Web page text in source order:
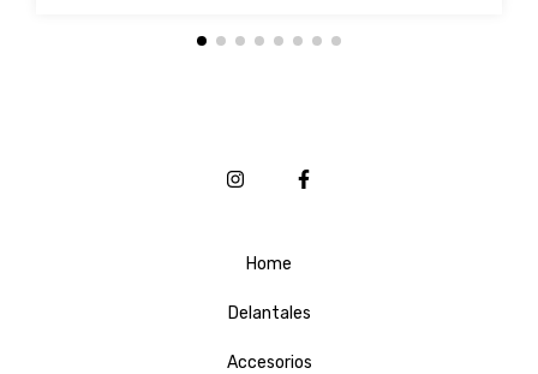
Home
Delantales
Accesorios